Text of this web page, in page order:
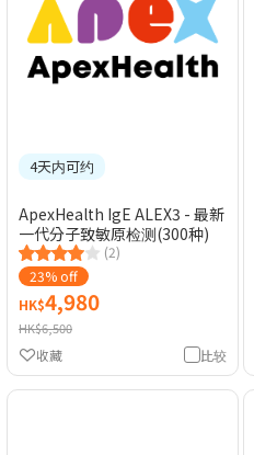
4天内可约
ApexHealth IgE ALEX3 - 最新
一代分子致敏原检测(300种)
(2)
23% off
HK$4,980
HK$6,500
比较
收藏